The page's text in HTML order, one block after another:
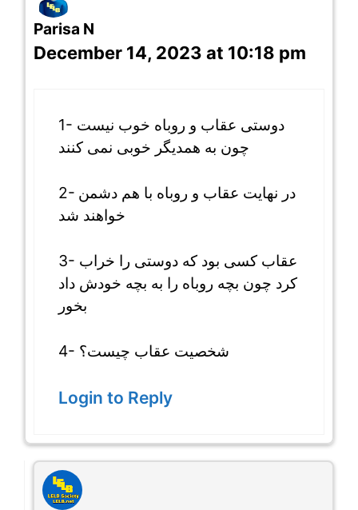
Parisa N
December 14, 2023 at 10:18 pm
1- دوستی عقاب و روباه خوب نیست
چون به همدیگر خوبی نمی کنند
2- در نهایت عقاب و روباه با هم دشمن
خواهند شد
3- عقاب کسی بود که دوستی را خراب
کرد چون بچه روباه را به بچه خودش داد
بخور
4- شخصیت عقاب چیست؟
Login to Reply